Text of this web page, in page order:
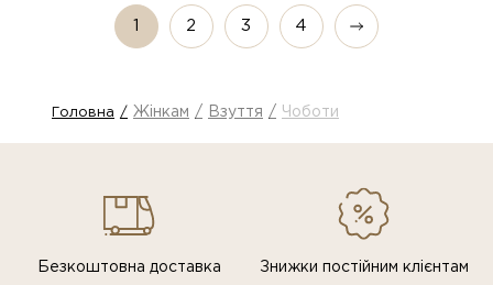
1 2 3 4
Головна Жінкам Взуття Чоботи
Безкоштовна доставка Знижки постiйним клiєнтам